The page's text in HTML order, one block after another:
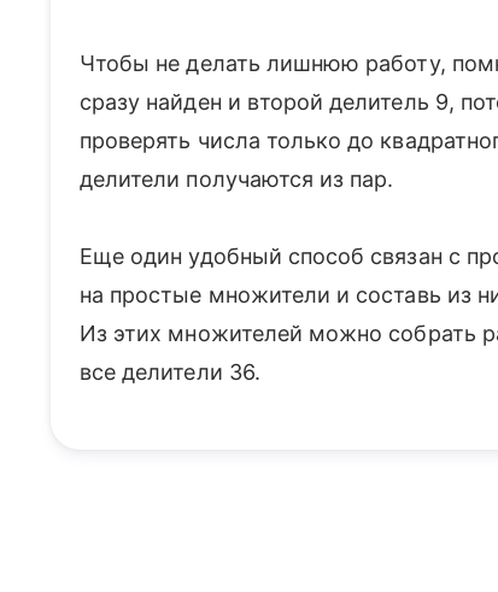
Чтобы не делать лишнюю работу,
сразу найден и второй делитель 9,
проверять числа только до
делители получаются из пар.
Еще один удобный способ связан с
на простые множители и составь из
Из этих множителей можно собрать
все делители 36.